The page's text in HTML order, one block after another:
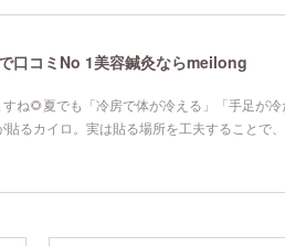
口コミNo 1美容鍼灸ならmeilong
ね🌻夏でも「冷房で体が冷える」「手足が
るカイロ。実は貼る場所を工夫することで